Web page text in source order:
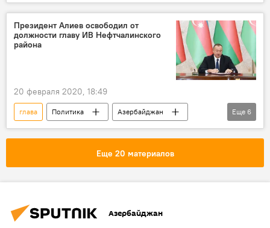
Азербайджан
Новости
суд
Исполнительная власть
Нефтчала
задержание СГБ АР
Президент Алиев освободил от
должности главу ИВ Нефтчалинского
района
20 февраля 2020, 18:49
глава Политика
Азербайджан
Новости
освобождение
Исполнительная власть
Распоряжение
Еще 6
Еще 20 материалов
Азербайджан